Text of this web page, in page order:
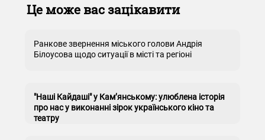
Це може вас зацікавити
Ранкове звернення міського голови Андрія
Білоусова щодо ситуації в місті та регіоні
"Наші Кайдаші" у Кам’янському: улюблена історія
про нас у виконанні зірок українського кіно та
театру